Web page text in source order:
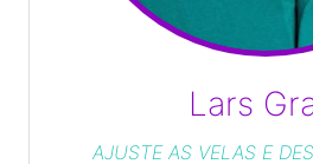
Lars
AJUSTE AS VELAS E